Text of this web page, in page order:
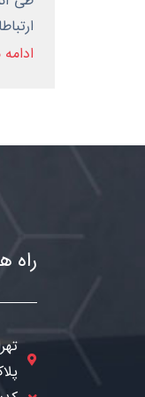
راه
پلاک 121،